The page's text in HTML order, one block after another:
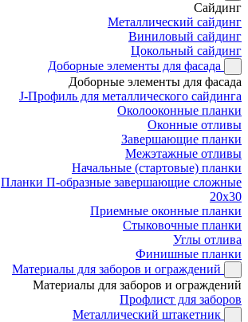
Сайдинг
Металлический сайдинг
Виниловый сайдинг
Цокольный сайдинг
Доборные элементы для фасада
Доборные элементы для фасада
J-Профиль для металлического сайдинга
Околооконные планки
Оконные отливы
Завершающие планки
Межэтажные отливы
Начальные (стартовые) планки
Планки П-образные завершающие сложные
20x30
Приемные оконные планки
Стыковочные планки
Углы отлива
Финишные планки
Материалы для заборов и ограждений
Материалы для заборов и ограждений
Профлист для заборов
Металлический штакетник